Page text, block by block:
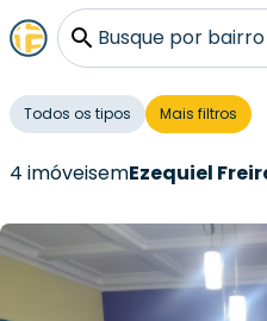
Busque por bairro
Todos os tipos Mais filtros
4 imóveisemEzequiel
R$1.900.000,00